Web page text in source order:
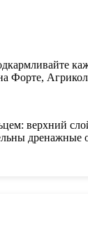
Форте,
верхний
дренажные